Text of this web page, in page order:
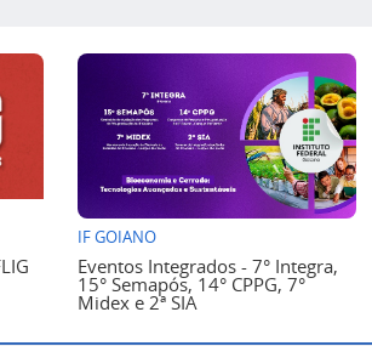
IF GOIANO
Eventos Integrados - 7° Integra,
15° Semapós, 14° CPPG, 7°
Midex e 2ª SIA